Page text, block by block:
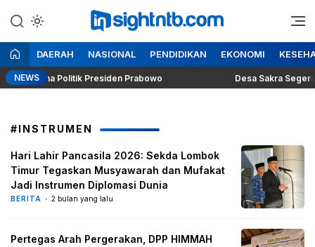
ke
konten
Insight NTB
Berita Seputar NTB
DAERAH NASIONAL PENDIDIKAN EKONOMI
NEWS
Dilema Politik Presiden Prabowo Desa Sakra Segera
#INSTRUMEN
Hari Lahir Pancasila 2026: Sekda Lombok
Timur Tegaskan Musyawarah dan Mufakat
Jadi Instrumen Diplomasi Dunia
BERITA 2 bulan yang lalu
Pertegas Arah Pergerakan, DPP HIMMAH